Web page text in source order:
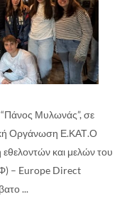
“Πάνος Μυλωνάς”, σε
Οργάνωση Ε.ΚΑΤ.Ο
και μελών του
– Europe Direct
...